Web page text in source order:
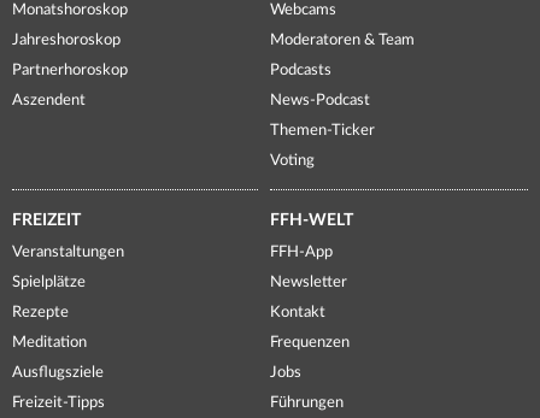
Monatshoroskop
Jahreshoroskop
Partnerhoroskop
Aszendent
Webcams
Moderatoren & Team
Podcasts
News-Podcast
Themen-Ticker
Voting
FREIZEIT
Veranstaltungen
Spielplätze
Rezepte
Meditation
Ausflugsziele
Freizeit-Tipps
FFH-WELT
FFH-App
Newsletter
Kontakt
Frequenzen
Jobs
Führungen